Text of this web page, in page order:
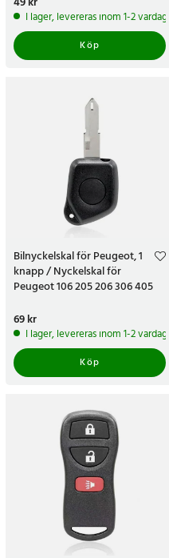
I lager, levereras inom 1-2 vardagar
Köp
Bilnyckelskal för Peugeot, 1
knapp / Nyckelskal för
Peugeot 106 205 206 306 405
Pris:
69 kr
I lager, levereras inom 1-2 vardagar
Köp